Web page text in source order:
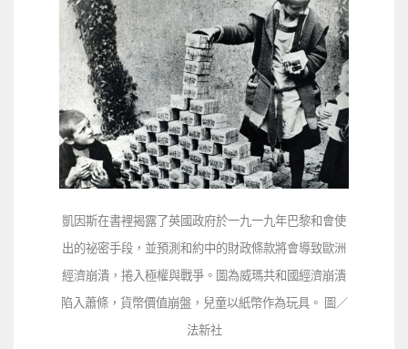
凱因斯在書裡揭露了英國政府於一九一九年巴黎和會使
出的祕密手段，並預測和約中的財政條款將會導致歐洲
經濟崩潰，捲入極權與戰爭。圖為威瑪共和國經濟崩潰
陷入蕭條，貨幣價值崩盤，兒童以紙幣作為玩具。 圖／
法新社